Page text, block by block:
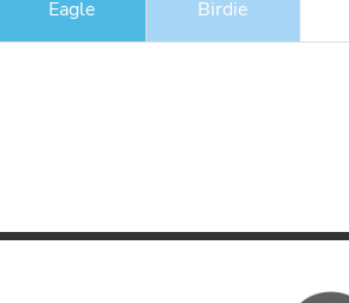
Eagle Birdie